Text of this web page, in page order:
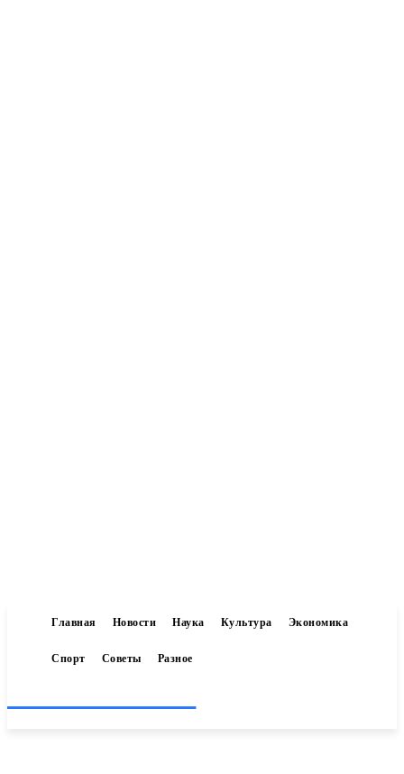
Главная Новости Наука Культура Экономика
Спорт Советы Разное